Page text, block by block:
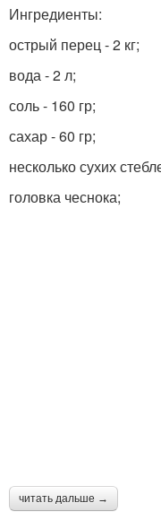
Ингредиенты:
острый перец - 2 кг;
вода - 2 л;
соль - 160 гр;
сахар - 60 гр;
несколько сухих
головка чеснока;
читать дальше →